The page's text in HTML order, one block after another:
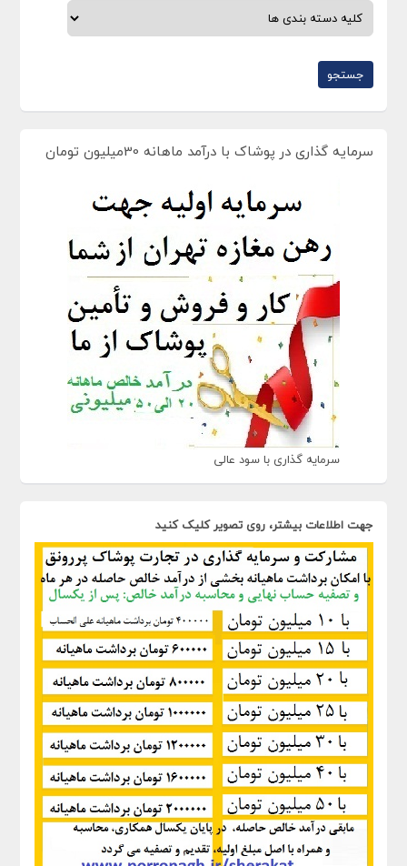
سرمایه گذاری در پوشاک با درآمد ماهانه 30میلیون تومان
سرمایه گذاری با سود عالی
جهت اطلاعات بیشتر، روی تصویر کلیک کنید